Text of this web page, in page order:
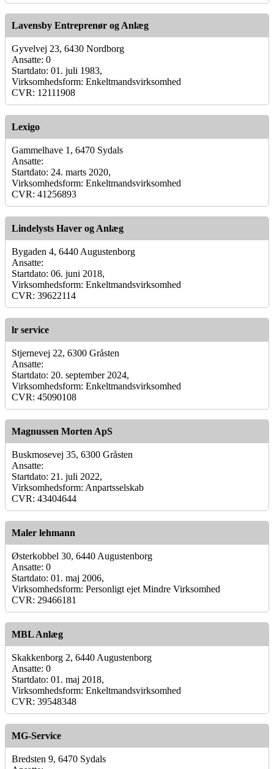
Lavensby Entreprenør og Anlæg
Gyvelvej 23, 6430 Nordborg
Ansatte: 0
Startdato: 01. juli 1983,
Virksomhedsform: Enkeltmandsvirksomhed
CVR: 12111908
Lexigo
Gammelhave 1, 6470 Sydals
Ansatte:
Startdato: 24. marts 2020,
Virksomhedsform: Enkeltmandsvirksomhed
CVR: 41256893
Lindelysts Haver og Anlæg
Bygaden 4, 6440 Augustenborg
Ansatte:
Startdato: 06. juni 2018,
Virksomhedsform: Enkeltmandsvirksomhed
CVR: 39622114
lr service
Stjernevej 22, 6300 Gråsten
Ansatte:
Startdato: 20. september 2024,
Virksomhedsform: Enkeltmandsvirksomhed
CVR: 45090108
Magnussen Morten ApS
Buskmosevej 35, 6300 Gråsten
Ansatte:
Startdato: 21. juli 2022,
Virksomhedsform: Anpartsselskab
CVR: 43404644
Maler lehmann
Østerkobbel 30, 6440 Augustenborg
Ansatte: 0
Startdato: 01. maj 2006,
Virksomhedsform: Personligt ejet Mindre Virksomhed
CVR: 29466181
MBL Anlæg
Skakkenborg 2, 6440 Augustenborg
Ansatte: 0
Startdato: 01. maj 2018,
Virksomhedsform: Enkeltmandsvirksomhed
CVR: 39548348
MG-Service
Bredsten 9, 6470 Sydals